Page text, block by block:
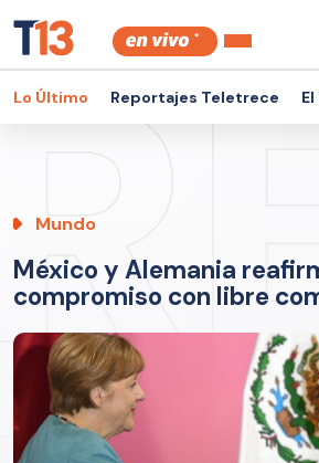
Lo Último Reportajes Teletrece
Mundo
México y Alemania
compromiso con libre